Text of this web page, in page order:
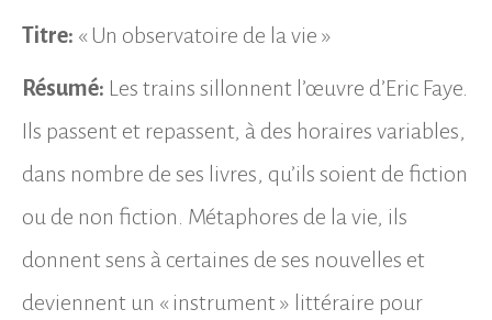
Titre: « Un observatoire de la vie »
Résumé: Les trains sillonnent l’œuvre d’Eric Faye.
Ils passent et repassent, à des horaires variables,
dans nombre de ses livres, qu’ils soient de fiction
ou de non fiction. Métaphores de la vie, ils
donnent sens à certaines de ses nouvelles et
deviennent un « instrument » littéraire pour